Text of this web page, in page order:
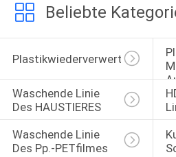
Beliebte
Waschende Linie
Des HAUSTIERES
Waschende Linie
Des Pp.-PETfilmes